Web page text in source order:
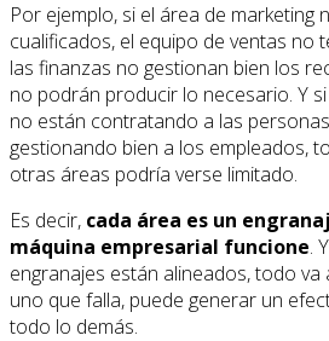
Por ejemplo, si el área de marketing
cualificados, el equipo de ventas no
las finanzas no gestionan bien los
no podrán producir lo necesario. Y
no están contratando a las
gestionando bien a los empleados,
otras áreas podría verse limitado.
Es decir, cada área es un
máquina empresarial funcione.
engranajes están alineados, todo va
uno que falla, puede generar un
todo lo demás.